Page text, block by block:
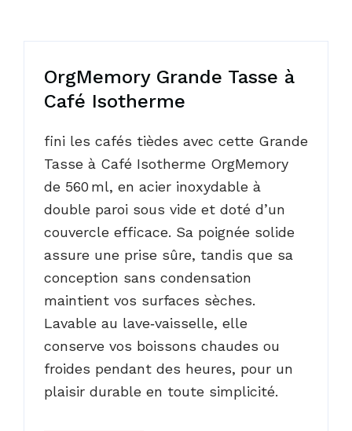
OrgMemory Grande Tasse à
Café Isotherme
fini les cafés tièdes avec cette Grande
Tasse à Café Isotherme OrgMemory
de 560 ml, en acier inoxydable à
double paroi sous vide et doté d’un
couvercle efficace. Sa poignée solide
assure une prise sûre, tandis que sa
conception sans condensation
maintient vos surfaces sèches.
Lavable au lave‑vaisselle, elle
conserve vos boissons chaudes ou
froides pendant des heures, pour un
plaisir durable en toute simplicité.